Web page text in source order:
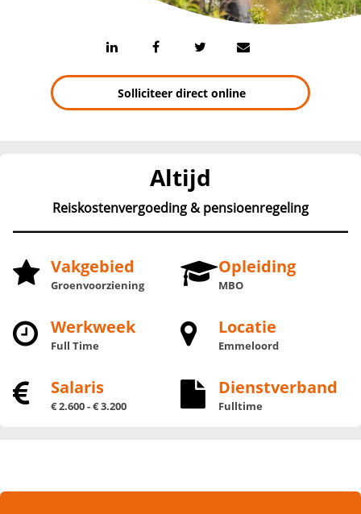
Solliciteer direct online
Altijd
Reiskostenvergoeding & pensioenregeling
Vakgebied
Groenvoorziening
Opleiding
MBO
Werkweek
Full Time
Locatie
Emmeloord
Salaris
€ 2.600 - € 3.200
Dienstverband
Fulltime